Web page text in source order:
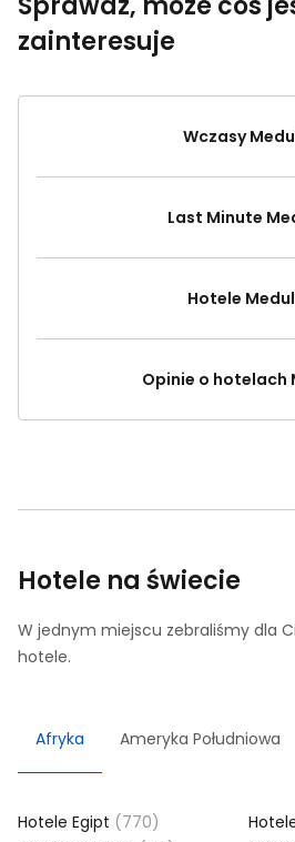
zainteresuje
Wczasy
Last Minute
Hotele
Opinie o hotelach
Hotele na świecie
W jednym miejscu zebraliśmy dla
hotele.
Afryka Ameryka Południowa
Hotele Egipt (770)